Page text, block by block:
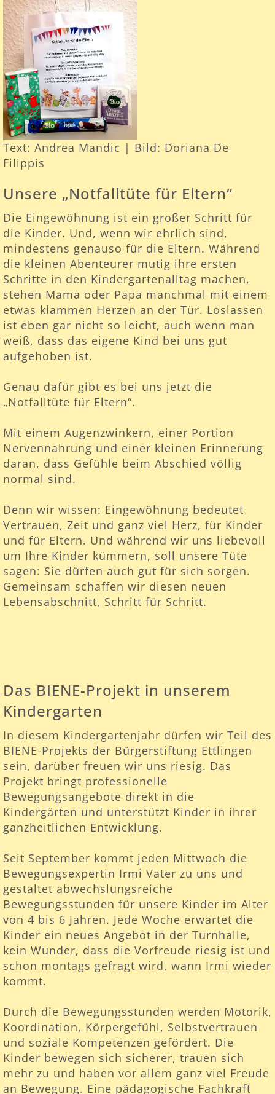
Text: Andrea Mandic | Bild: Doriana De
Filippis
Unsere „Notfalltüte für Eltern“
Die Eingewöhnung ist ein großer Schritt für
die Kinder. Und, wenn wir ehrlich sind,
mindestens genauso für die Eltern. Während
die kleinen Abenteurer mutig ihre ersten
Schritte in den Kindergartenalltag machen,
stehen Mama oder Papa manchmal mit einem
etwas klammen Herzen an der Tür. Loslassen
ist eben gar nicht so leicht, auch wenn man
weiß, dass das eigene Kind bei uns gut
aufgehoben ist.
Genau dafür gibt es bei uns jetzt die
„Notfalltüte für Eltern“.
Mit einem Augenzwinkern, einer Portion
Nervennahrung und einer kleinen Erinnerung
daran, dass Gefühle beim Abschied völlig
normal sind.
Denn wir wissen: Eingewöhnung bedeutet
Vertrauen, Zeit und ganz viel Herz, für Kinder
und für Eltern. Und während wir uns liebevoll
um Ihre Kinder kümmern, soll unsere Tüte
sagen: Sie dürfen auch gut für sich sorgen.
Gemeinsam schaffen wir diesen neuen
Lebensabschnitt, Schritt für Schritt.
Das BIENE-Projekt in unserem
Kindergarten
In diesem Kindergartenjahr dürfen wir Teil des
BIENE-Projekts der Bürgerstiftung Ettlingen
sein, darüber freuen wir uns riesig. Das
Projekt bringt professionelle
Bewegungsangebote direkt in die
Kindergärten und unterstützt Kinder in ihrer
ganzheitlichen Entwicklung.
Seit September kommt jeden Mittwoch die
Bewegungsexpertin Irmi Vater zu uns und
gestaltet abwechslungsreiche
Bewegungsstunden für unsere Kinder im Alter
von 4 bis 6 Jahren. Jede Woche erwartet die
Kinder ein neues Angebot in der Turnhalle,
kein Wunder, dass die Vorfreude riesig ist und
schon montags gefragt wird, wann Irmi wieder
kommt.
Durch die Bewegungsstunden werden Motorik,
Koordination, Körpergefühl, Selbstvertrauen
und soziale Kompetenzen gefördert. Die
Kinder bewegen sich sicherer, trauen sich
mehr zu und haben vor allem ganz viel Freude
an Bewegung. Eine pädagogische Fachkraft